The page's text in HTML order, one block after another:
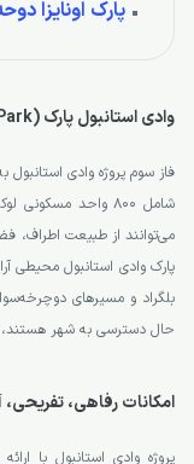
پارک اونایزا
وادی استانبول پارک (Vadistanbul Park)
فاز سوم پروژه وادی
شامل ۸۰۰ واحد
می‌توانند از طبیعت اطراف،
پارک وادی استانبول محیطی
بلگراد و مسیرهای
حال دسترسی به شهر هستند،
امکانات رفاهی،
پروژه وادی استانبول با